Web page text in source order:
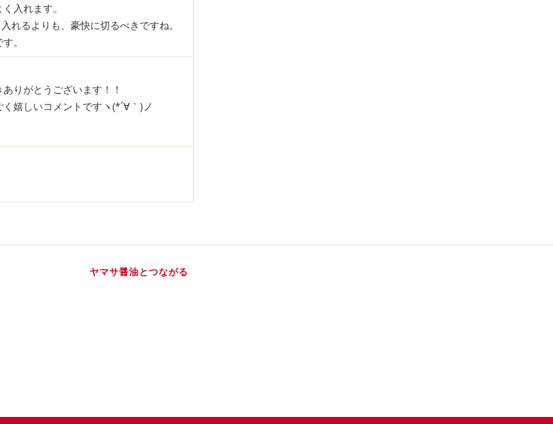
入れます。
れるよりも、豪快に切るべきですね。
。
りがとうございます！！
嬉しいコメントですヽ(*´∀｀)ノ
ヤマサ醤油とつながる